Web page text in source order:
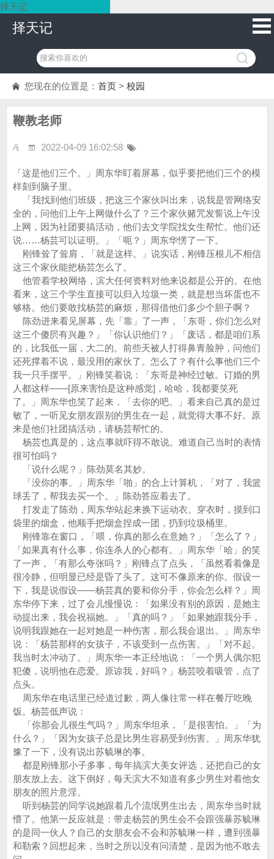
择天记
择天记
您现在的位置是： 首页 > 校园
鞭教老师
2022-04-09 16:02:58
「这是他们三个。」周东华盯着屏幕，似乎要把他们三个的模
样刻到脑子里。
「我找到他们班级，把这三个家伙叫出来，说我是管网络安
全的，问他们上午上网做什么了？三个家伙赌咒发誓说上午没
上网，因为社团要搞活动，他们去文学院找女生帮忙。他们还
说……杨芸可以证明。」「呃？」周东华愣了一下。
刚锋耸了耸肩，「就是这样。」说实话，刚锋压根儿不相信
这三个家伙能把杨芸怎么了。
他管着学校网络，滨大任何资料对他来说都是公开的。在他
看来，这三个学生直接可以归入垃圾一类，就是想当坏蛋也不
够格。他们要敢找杨芸的麻烦，那得借他们多少个胆子啊？
陈劲进来看见屏幕，先「靠」了一声，「东哥，你们怎么对
这三个傻屄有兴趣？」「你认识他们？」「废话，都是咱们系
的，比我低一届，大二的。前些天被人打得鼻青脸肿，问他们
还死撑着不说，最没用的家伙了。怎么了？有什么事他们三个
我一只手摆平。」刚锋笑着说：「东哥是神经过敏。订婚的男
人都这样——[原来害怕是这种感觉]，哈哈，我都要笑死
了。」周东华也笑了起来，「去你的吧。」看来自己真的是过
敏了，一听见女朋友跟别的男生在一起，就觉得大事不好。原
来是他们社团搞活动，请杨芸帮忙的。
杨芸也真是的，这点事就吓得不敢说。难道自己当时的表情
很可怕吗？
「说什么呢？」陈劲莫名其妙。
「没你的事。」周东华「啪」的合上计算机，「对了，我篮
球丢了，帮我去买一个。」陈劲答应着去了。
打发走了陈劲，周东华站起来换下运动衣。穿衣时，摸到口
袋里的烟盒，他顺手把烟盒捏成一团，扔到垃圾桶里。
刚锋靠在窗口，「喂，你真的那么在意她？」「怎么了？」
「如果真有什么事，你连杀人的心都有。」周东华「哈」的笑
了一声，「有那么夸张吗？」刚锋点了点头，「虽然看着像是
很冷静，但明显已经是昏了头了。这可不像原来的你。假设一
下，我是说假设——杨芸真的要和你分手，你会怎么样？」周
东华停下来，过了会儿慢慢说：「如果没有别的原因，是她主
动提出来，我会祝福她。」「真的吗？」「如果她跟我分手，
说明我跟她在一起对她是一种伤害，那么我会退出。」周东华
说：「杨芸那样的女孩子，不该受到一点伤害。」「对不起。
我当时太冲动了。」周东华一本正经地说：「一个男人偶尔犯
犯傻，说明他在恋爱。原谅我，好吗？」杨芸咬着吸管，点了
点头。
周东华在电话里已经道过歉，两人像往常一样在餐厅吃晚
饭。杨芸低声说：
「你那会儿很生气吗？」周东华坦承，「是很害怕。」「为
什么？」「因为女孩子总是比男生容易受到伤害。」周东华犹
豫了一下，没有说出苏毓琳的事。
都是刚锋那小子多事，每年搞滨大美女评选，还把自己的女
朋友放上去。这下倒好，每天滨大不知道有多少男生对着他女
朋友的照片意淫。
听到杨芸的同学说她跟着几个流氓男生出去，周东华当时就
懵了。他第一反应就是：带走杨芸的男生会不会跟强暴苏毓琳
的是同一伙人？自己的女朋友会不会和苏毓琳一样，遭到强暴
和勒索？回想起来，当时之所以没有问清楚，是因为他不敢去